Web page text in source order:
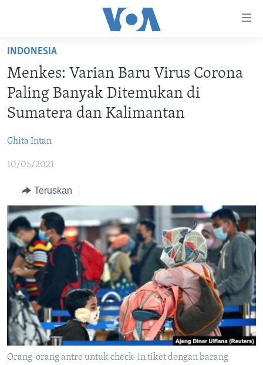
Akses
Lanjut
ke
Konten
Utama
ke
Utama
Lanjut
Pencarian
BERANDA
DUNIA
VIDEO
DAFTAR PROGRAM
IKUTI KAMI
Bahasa-bahasa
INDONESIA
Menkes: Varian Baru Virus Corona
Paling Banyak Ditemukan di
Sumatera dan Kalimantan
Ghita Intan
10/05/2021
Teruskan
Orang-orang antre untuk check-in tiket dengan barang